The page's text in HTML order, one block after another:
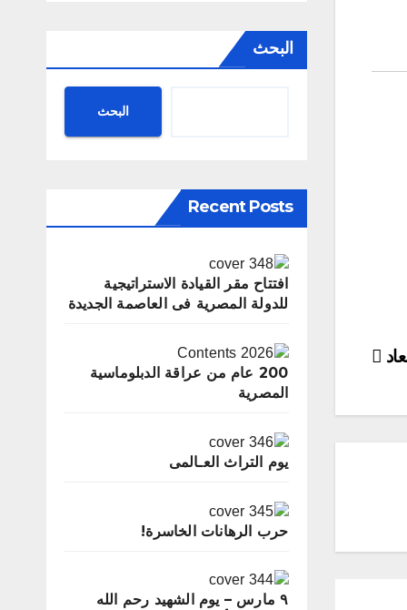
البحث
البحث
Recent Posts
‬للدولة‭ ‬المصرية‭ ‬فى‭ ‬العاصمة‭ ‬الجديدة
200 عام من عراقة الدبلوماسية
المصرية
يوم التراث العـالمى
حرب الرهانات الخاسرة!
٩ مارس – يوم الشهيد رحم الله